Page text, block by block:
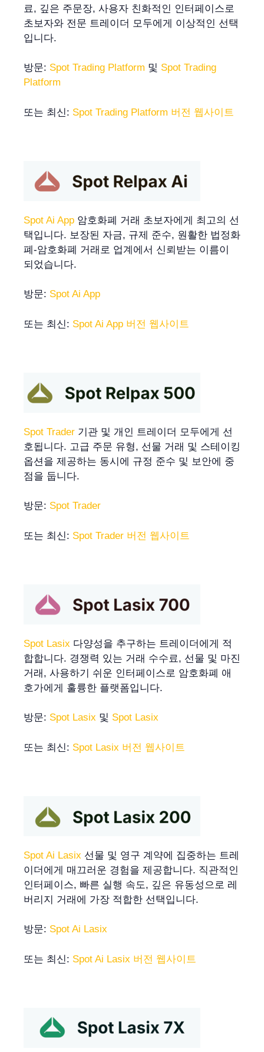
료, 깊은 주문장, 사용자 친화적인 인터페이스로
초보자와 전문 트레이더 모두에게 이상적인 선택
입니다.
방문: Spot Trading Platform 및 Spot Trading
Platform
또는 최신: Spot Trading Platform 버전 웹사이트
Spot Ai App 암호화폐 거래 초보자에게 최고의 선
택입니다. 보장된 자금, 규제 준수, 원활한 법정화
폐-암호화폐 거래로 업계에서 신뢰받는 이름이
되었습니다.
방문: Spot Ai App
또는 최신: Spot Ai App 버전 웹사이트
Spot Trader 기관 및 개인 트레이더 모두에게 선
호됩니다. 고급 주문 유형, 선물 거래 및 스테이킹
옵션을 제공하는 동시에 규정 준수 및 보안에 중
점을 둡니다.
방문: Spot Trader
또는 최신: Spot Trader 버전 웹사이트
Spot Lasix 다양성을 추구하는 트레이더에게 적
합합니다. 경쟁력 있는 거래 수수료, 선물 및 마진
거래, 사용하기 쉬운 인터페이스로 암호화폐 애
호가에게 훌륭한 플랫폼입니다.
방문: Spot Lasix 및 Spot Lasix
또는 최신: Spot Lasix 버전 웹사이트
Spot Ai Lasix 선물 및 영구 계약에 집중하는 트레
이더에게 매끄러운 경험을 제공합니다. 직관적인
인터페이스, 빠른 실행 속도, 깊은 유동성으로 레
버리지 거래에 가장 적합한 선택입니다.
방문: Spot Ai Lasix
또는 최신: Spot Ai Lasix 버전 웹사이트